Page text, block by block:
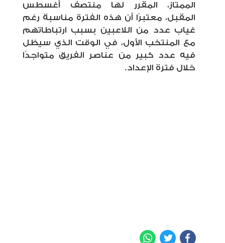
الممتاز، المقرر لها منتصف أغسطس
المقبل، معتبرًا أن هذه الفترة مناسبة رغم
غياب عدد من اللاعبين بسبب ارتباطاتهم
مع المنتخب الأول، في الوقت الذي سيظل
فيه عدد كبير من عناصر الفريق متواجدًا
خلال فترة الإعداد.
Facebook
Twitter